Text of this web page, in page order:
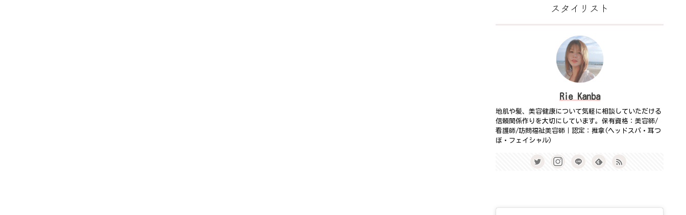
スタイリスト
Rie Kanba
地肌や髪、美容健康について気軽に相談していただける
信頼関係作りを大切にしています。保有資格：美容師/
看護師/訪問福祉美容師｜認定：推拿(ヘッドスパ・耳つ
ぼ・フェイシャル)